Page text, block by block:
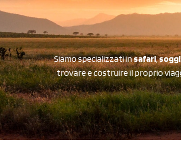
Siamo specializzati insafari,
trovare e costruire il proprio